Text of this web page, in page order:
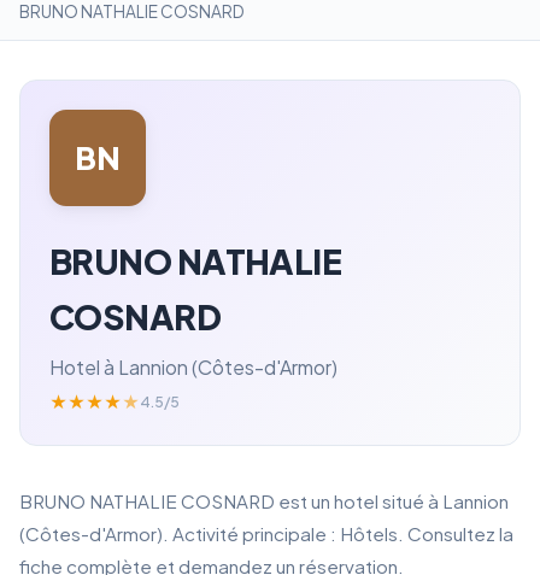
BRUNO NATHALIE COSNARD
BN
BRUNO NATHALIE
COSNARD
Hotel à Lannion (Côtes-d'Armor)
★★★★★ 4.5/5
BRUNO NATHALIE COSNARD est un hotel situé à Lannion
(Côtes-d'Armor). Activité principale : Hôtels. Consultez la
fiche complète et demandez un réservation.